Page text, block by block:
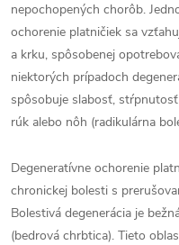
nepochopených chorôb.
ochorenie platničiek sa
a krku, spôsobenej
niektorých prípadoch
spôsobuje slabosť,
rúk alebo nôh (radikulárna
Degeneratívne ochorenie
chronickej bolesti s
Bolestivá degenerácia je
(bedrová chrbtica). Tieto